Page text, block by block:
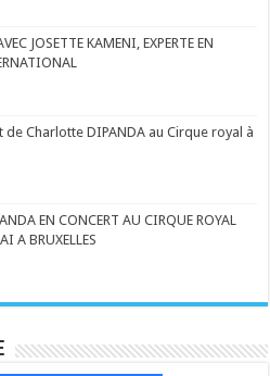
JOSETTE KAMENI, EXPERTE EN
de Charlotte DIPANDA au Cirque royal à
EN CONCERT AU CIRQUE ROYAL
A BRUXELLES